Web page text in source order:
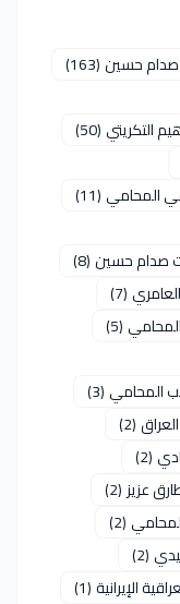
صدام حسين(163)
التكريتي (50)
المحامي (11)
صدام حسين(8)
(7)
(5)
المحامي (3)
(2)
(2)
عزيز (2)
(2)
(2)
الإيرانية(1)